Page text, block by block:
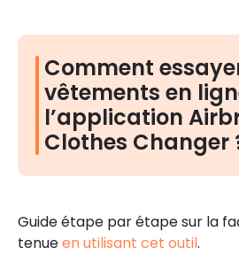
Comment
vêtements en
l’application
Clothes Changer
Guide étape par étape sur la
tenueen utilisant cet outil.